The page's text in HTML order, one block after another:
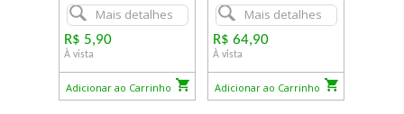
Mais detalhes
R$ 5,90
À vista
Adicionar ao Carrinho
Mais detalhes
R$ 64,90
À vista
Adicionar ao Carrinho